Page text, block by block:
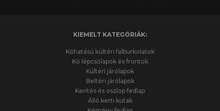
KIEMELT KATEGÓRIÁK:
Kőhatású kültéri falburkolatok
Kő lépcsőlapok és frontok
Kültéri járólapok
Beltéri járólapok
Kerítés és oszlop fedlap
Álló kerti kutak